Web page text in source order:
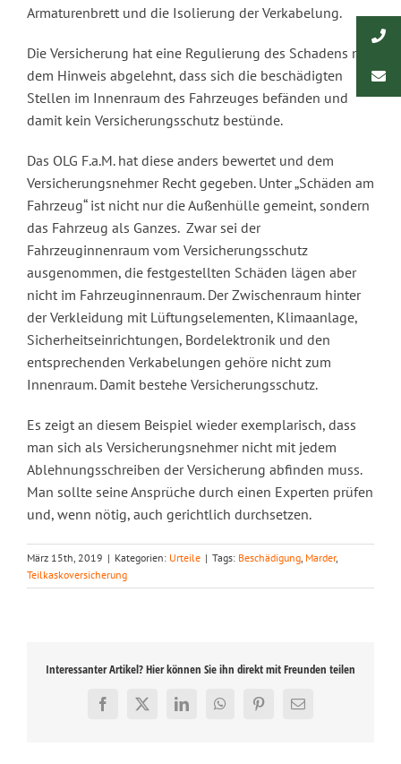
Armaturenbrett und die Isolierung der Verkabelung.
Die Versicherung hat eine Regulierung des Schadens mit
dem Hinweis abgelehnt, dass sich die beschädigten
Stellen im Innenraum des Fahrzeuges befänden und
damit kein Versicherungsschutz bestünde.
Das OLG F.a.M. hat diese anders bewertet und dem
Versicherungsnehmer Recht gegeben. Unter „Schäden am
Fahrzeug“ ist nicht nur die Außenhülle gemeint, sondern
das Fahrzeug als Ganzes. Zwar sei der
Fahrzeuginnenraum vom Versicherungsschutz
ausgenommen, die festgestellten Schäden lägen aber
nicht im Fahrzeuginnenraum. Der Zwischenraum hinter
der Verkleidung mit Lüftungselementen, Klimaanlage,
Sicherheitseinrichtungen, Bordelektronik und den
entsprechenden Verkabelungen gehöre nicht zum
Innenraum. Damit bestehe Versicherungsschutz.
Es zeigt an diesem Beispiel wieder exemplarisch, dass
man sich als Versicherungsnehmer nicht mit jedem
Ablehnungsschreiben der Versicherung abfinden muss.
Man sollte seine Ansprüche durch einen Experten prüfen
und, wenn nötig, auch gerichtlich durchsetzen.
März 15th, 2019 | Kategorien: Urteile | Tags: Beschädigung Marder,
Teilkaskoversicherung
Interessanter Artikel? Hier können Sie ihn direkt mit Freunden teilen
Facebook
X LinkedInWhatsAppPinterest
E-